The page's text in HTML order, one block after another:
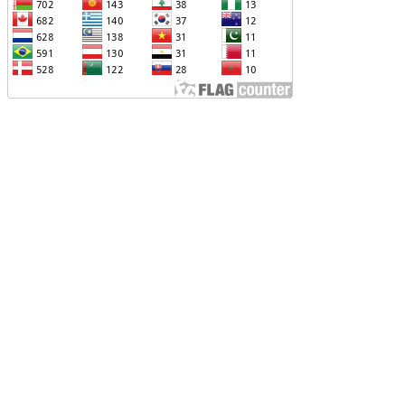
Է ՃԱՆԱՉՎԵԼ
ԻԼՀԱՄ ԱԼԻԵՎԸ ՇՆՈՐՀԱՎՈՐԵԼ Է
ՄԱԼԴԻՎՑԻ ԳՈՐԾԸՆԿԵՐ ՄՈՀԱՄՄԵԴ